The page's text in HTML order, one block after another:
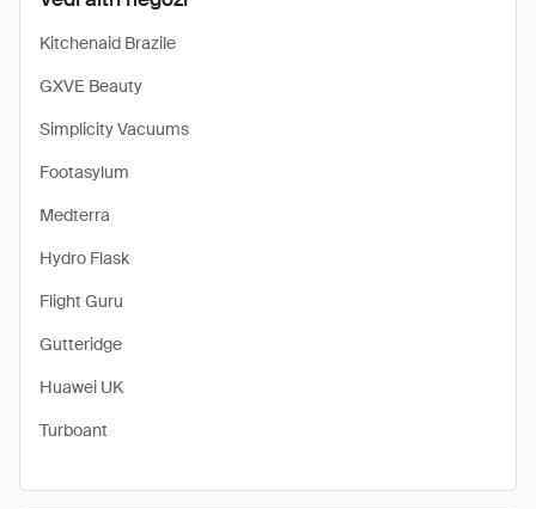
Kitchenaid Brazile
GXVE Beauty
Simplicity Vacuums
Footasylum
Medterra
Hydro Flask
Flight Guru
Gutteridge
Huawei UK
Turboant